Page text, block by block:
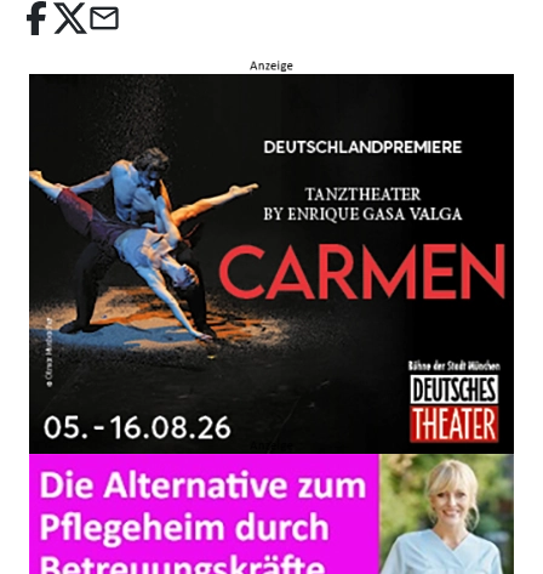
email